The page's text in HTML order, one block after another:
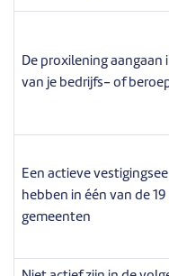
De proxilening aangaan
van je bedrijfs- of
Een actieve
hebben in één van de 19
gemeenten